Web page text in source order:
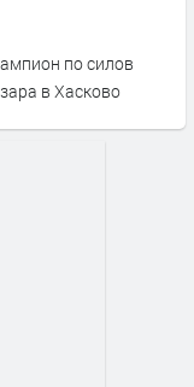
по силов
в Хасково